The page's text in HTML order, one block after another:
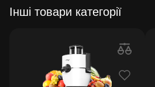
Інші товари категорії